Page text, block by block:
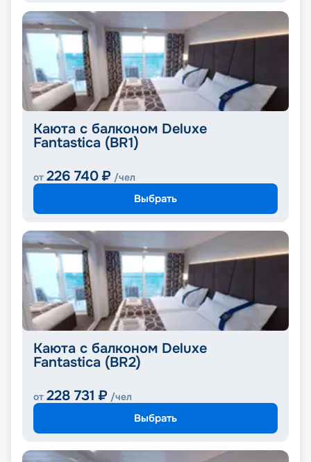
Каюта с балконом Deluxe
Fantastica (BR1)
от 226 740 ₽ /чел
Выбрать
Каюта с балконом Deluxe
Fantastica (BR2)
от 228 731 ₽ /чел
Выбрать